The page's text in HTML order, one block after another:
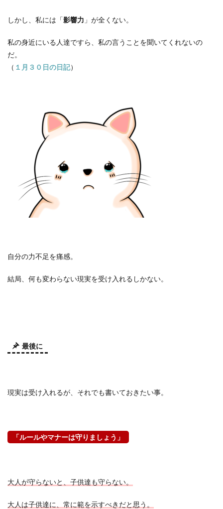
しかし、私には「影響力 」が全くない。
私の身近にいる人達ですら、私の言うことを聞いてくれないの
だ。
（ １月３０日の日記）
自分の力不足を痛感。
結局、何も変わらない現実を受け入れるしかない。
最後に
現実は受け入れるが、それでも書いておきたい事。
「ルールやマナーは守りましょう」
大人が守らないと、子供達も守らない。
大人は子供達に、常に範を示すべきだと思う。